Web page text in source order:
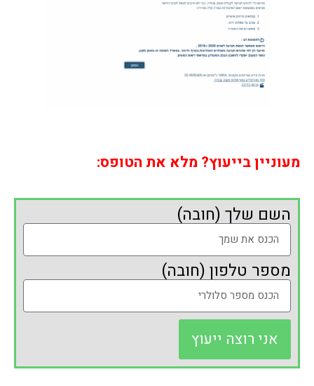
מעוניין בייעוץ? מלא את הטופס:
השם שלך (חובה)
מספר טלפון (חובה)
אני רוצה ייעוץ